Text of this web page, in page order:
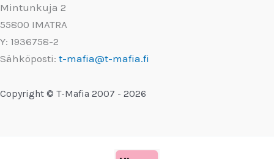
Mintunkuja 2
55800 IMATRA
Y: 1936758-2
Sähköposti: t-mafia@t-mafia.fi
Copyright © T-Mafia 2007 - 2026